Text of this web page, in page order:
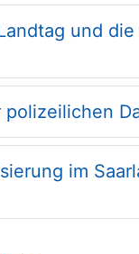
und
im